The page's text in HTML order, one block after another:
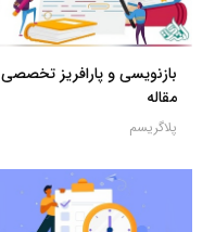
بازنویسی و پارافریز تخصصی
مقاله
پلاگریسم